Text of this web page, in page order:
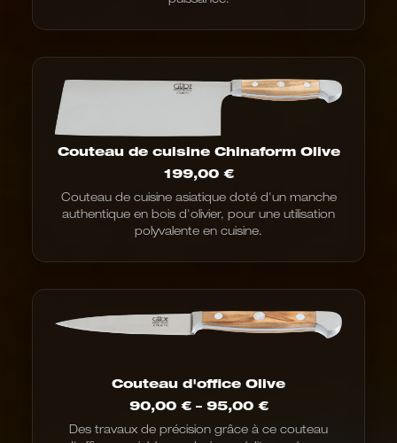
Couteau de cuisine Chinaform Olive
199,00 €
Couteau de cuisine asiatique doté d'un manche
authentique en bois d'olivier, pour une utilisation
polyvalente en cuisine.
Couteau d'office Olive
90,00 € – 95,00 €Fourchette
prix
Des travaux de précision grâce à ce couteau